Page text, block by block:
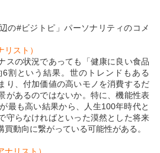
の#ビジトピ」パーソナリティのコメ
スト）
スの状況であっても「健康に良い食品
割という結果。世のトレンドもある
り、付加価値の高いモノを消費するだ
があるのではないか。特に、機能性表
最も高い結果から、人生100年時代と
守らなければといった漠然とした将来
動向に繋がっている可能性がある。